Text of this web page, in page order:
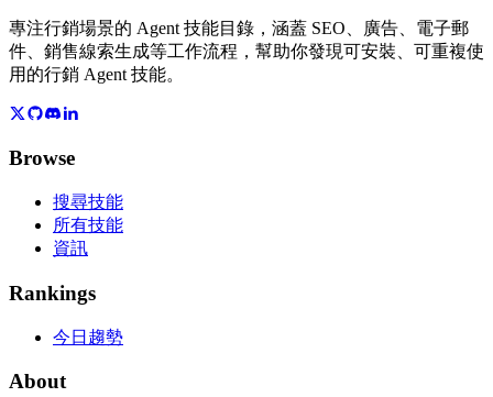
專注行銷場景的 Agent 技能目錄，涵蓋 SEO、廣告、電子郵
件、銷售線索生成等工作流程，幫助你發現可安裝、可重複使
用的行銷 Agent 技能。
Browse
搜尋技能
所有技能
資訊
Rankings
今日趨勢
About